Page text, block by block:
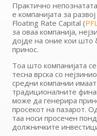
Практично
е компанијата за
Floating Rate Capital (
за оваа компанија,
дојде на оние кои што
принос.
Тоа што компанијата
тесна врска со
средни компании
традиционалните
може да генерира
просекот на пазарот.
таа носи просечен
должничките